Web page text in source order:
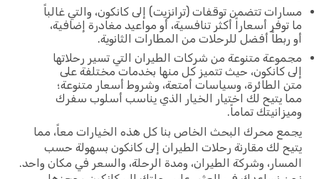
تتضمن توقفات (ترانزيت) إلى كانكون، والتي غالباً
أسعاراً أكثر تنافسية، أو مواعيد مغادرة إضافية،
أفضل للرحلات من المطارات الثانوية.
متنوعة من شركات الطيران التي تسير رحلاتها
كانكون، حيث تتميز كل منها بخدمات مختلفة على
وسياسات أمتعة، وشروط أسعار متنوعة؛
يتيح لك اختيار الخيار الذي يناسب أسلوب سفرك
تماماً.
محرك البحث الخاص بنا كل هذه الخيارات معاً، مما
لك مقارنة رحلات الطيران إلى كانكون بسهولة حسب
وشركة الطيران، ومدة الرحلة، والسعر في مكان واحد.